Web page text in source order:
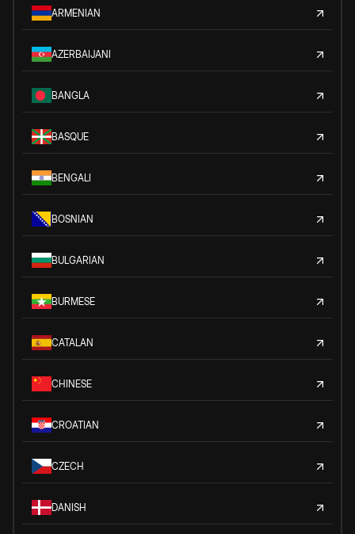
ARMENIAN
AZERBAIJANI
BANGLA
BASQUE
BENGALI
BOSNIAN
BULGARIAN
BURMESE
CATALAN
CHINESE
CROATIAN
CZECH
DANISH